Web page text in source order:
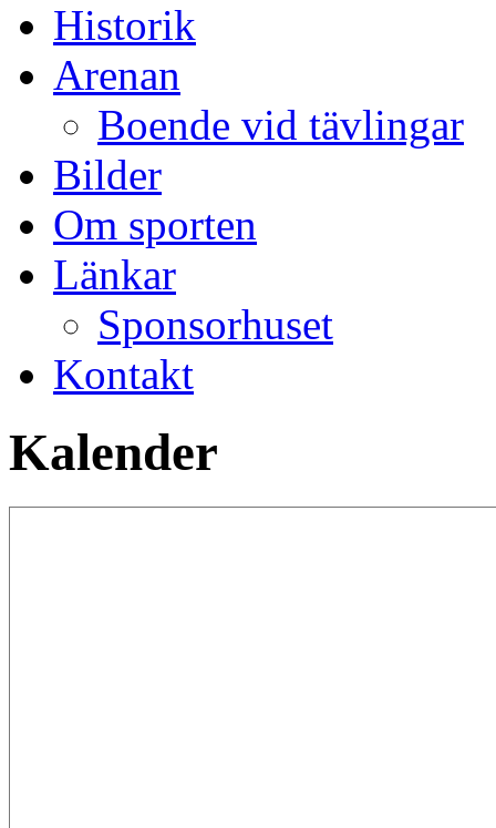
Historik
Arenan
Boende vid tävlingar
Bilder
Om sporten
Länkar
Sponsorhuset
Kontakt
Kalender